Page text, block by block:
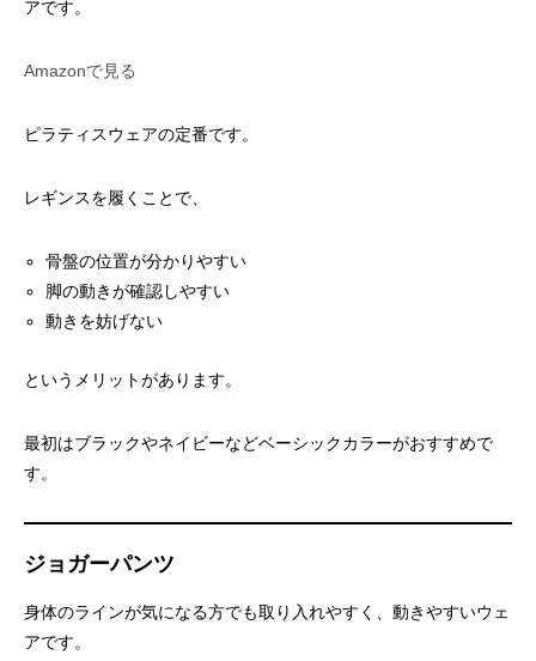
アです。
Amazonで見る
ピラティスウェアの定番です。
レギンスを履くことで、
骨盤の位置が分かりやすい
脚の動きが確認しやすい
動きを妨げない
というメリットがあります。
最初はブラックやネイビーなどベーシックカラーがおすすめで
す。
ジョガーパンツ
身体のラインが気になる方でも取り入れやすく、動きやすいウェ
アです。